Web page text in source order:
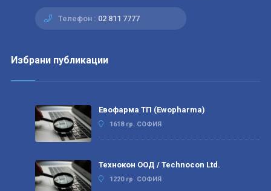
Телефон : 02 811 7777
Избрани публикации
Евофарма ТП (Ewopharma)
1618 гр. СОФИЯ
Технокон ООД / Technocon Ltd.
1220 гр. СОФИЯ